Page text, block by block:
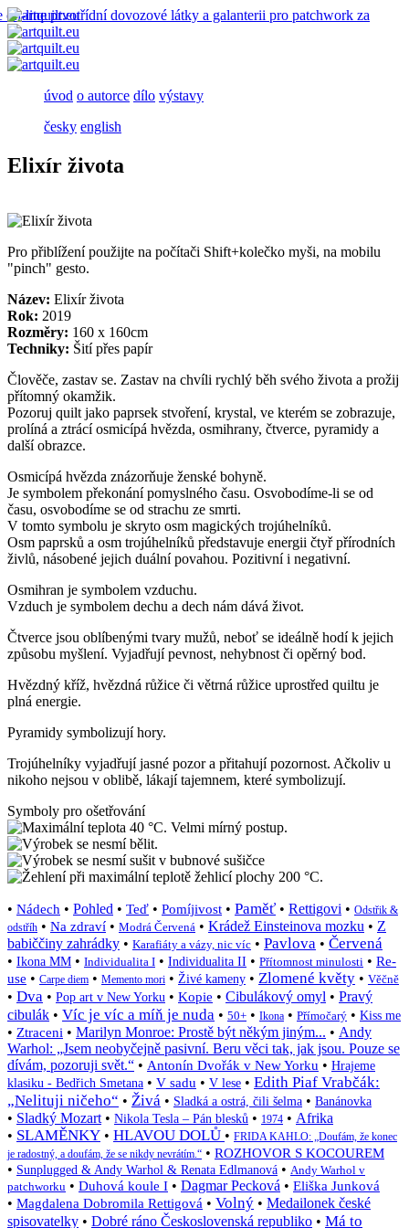
úvod o autorce dílo výstavy
česky english
Elixír života
Pro přiblížení použijte na počítači Shift+kolečko myši, na mobilu
"pinch" gesto.
Název: Elixír života
Rok: 2019
Rozměry: 160 x 160cm
Techniky: Šití přes papír
Člověče, zastav se. Zastav na chvíli rychlý běh svého života a prožij
přítomný okamžik.
Pozoruj quilt jako paprsek stvoření, krystal, ve kterém se zobrazuje,
prolíná a ztrácí osmicípá hvězda, osmihrany, čtverce, pyramidy a
další obrazce.
Osmicípá hvězda znázorňuje ženské bohyně.
Je symbolem překonání pomyslného času. Osvobodíme-li se od
času, osvobodíme se od strachu ze smrti.
V tomto symbolu je skryto osm magických trojúhelníků.
Osm paprsků a osm trojúhelníků představuje energii čtyř přírodních
živlů, násobené jejich duální povahou. Pozitivní i negativní.
Osmihran je symbolem vzduchu.
Vzduch je symbolem dechu a dech nám dává život.
Čtverce jsou oblíbenými tvary mužů, neboť se ideálně hodí k jejich
způsobu myšlení. Vyjadřují pevnost, nehybnost či opěrný bod.
Hvězdný kříž, hvězdná růžice či větrná růžice uprostřed quiltu je
plná energie.
Pyramidy symbolizují hory.
Trojúhelníky vyjadřují jasné pozor a přitahují pozornost. Ačkoliv u
nikoho nejsou v oblibě, lákají tajemnem, které symbolizují.
Symboly pro ošetřování
• Nádech • Pohled • Teď • Pomíjivost • Paměť • Rettigovi • Odstřik &
odstříh • Na zdraví • Modrá Červená • Krádež Einsteinova mozku • Z
babiččiny zahrádky • Karafiáty a vázy, nic víc • Pavlova • Červená
• Ikona MM • Individualita I • Individualita II • Přítomnost minulosti • Re-
use • Carpe diem • Memento mori • Živé kameny • Zlomené květy • Věčně
• Dva • Pop art v New Yorku • Kopie • Cibulákový omyl • Pravý
cibulák • Víc je víc a míň je nuda • 50+ • Ikona • Přímočarý • Kiss me
• Ztraceni • Marilyn Monroe: Prostě být někým jiným... • Andy
Warhol: „Jsem neobyčejně pasivní. Beru věci tak, jak jsou. Pouze se
dívám, pozoruji svět.“ • Antonín Dvořák v New Yorku • Hrajeme
klasiku - Bedřich Smetana • V sadu • V lese • Edith Piaf Vrabčák:
„Nelituji ničeho“ • Živá • Sladká a ostrá, čili šelma • Banánovka
• Sladký Mozart • Nikola Tesla – Pán blesků • 1974 • Afrika
• SLAMĚNKY • HLAVOU DOLŮ • FRIDA KAHLO: „Doufám, že konec
je radostný, a doufám, že se nikdy nevrátím.“ • ROZHOVOR S KOCOUREM
• Sunplugged & Andy Warhol & Renata Edlmanová • Andy Warhol v
patchworku • Duhová koule I • Dagmar Pecková • Eliška Junková
• Magdalena Dobromila Rettigová • Volný • Medailonek české
spisovatelky • Dobré ráno Československá republiko • Má to